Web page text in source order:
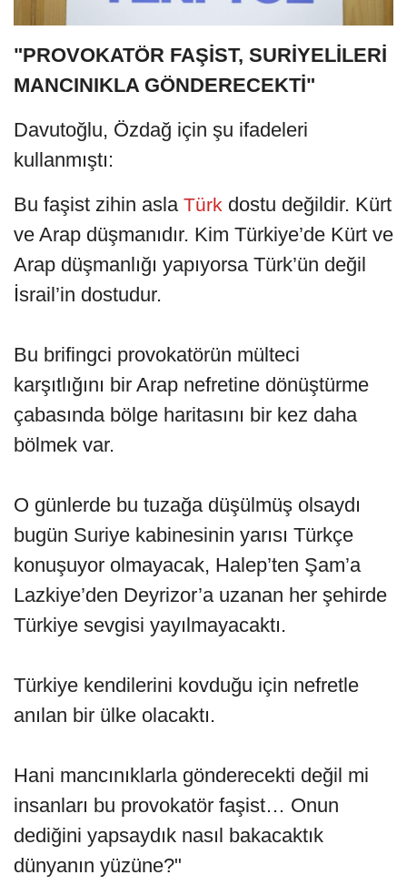
"PROVOKATÖR FAŞİST, SURİYELİLERİ
MANCINIKLA GÖNDERECEKTİ"
Davutoğlu, Özdağ için şu ifadeleri
kullanmıştı:
Bu faşist zihin asla Türk dostu değildir. Kürt
ve Arap düşmanıdır. Kim Türkiye’de Kürt ve
Arap düşmanlığı yapıyorsa Türk’ün değil
İsrail’in dostudur.
Bu brifingci provokatörün mülteci
karşıtlığını bir Arap nefretine dönüştürme
çabasında bölge haritasını bir kez daha
bölmek var.
O günlerde bu tuzağa düşülmüş olsaydı
bugün Suriye kabinesinin yarısı Türkçe
konuşuyor olmayacak, Halep’ten Şam’a
Lazkiye’den Deyrizor’a uzanan her şehirde
Türkiye sevgisi yayılmayacaktı.
Türkiye kendilerini kovduğu için nefretle
anılan bir ülke olacaktı.
Hani mancınıklarla gönderecekti değil mi
insanları bu provokatör faşist… Onun
dediğini yapsaydık nasıl bakacaktık
dünyanın yüzüne?"